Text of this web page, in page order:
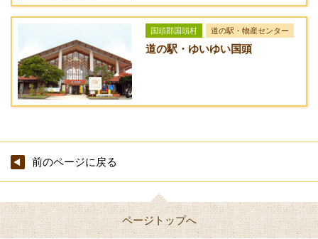
程先の城1丁目交差点を右折。1つめの信号機のある城十字路交
差点を左折。1つめの十字路を左折。44m先左手にある。
シークヮサイダーフ
350円
※TakeOutは+20円
（容器代）頂きま
す。
※TakeOutは+20円（容器代）頂きま
す。
・詳しくはこちらをご覧ください。
国頭郡国頭村 道の駅・物産センター
道の駅・ゆいゆい国頭
前のページに戻る
ページトップへ